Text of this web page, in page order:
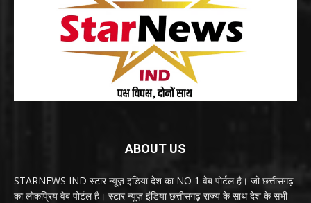
ABOUT US
STARNEWS IND स्टार न्यूज़ इंडिया देश का NO 1 वेब पोर्टल है। जो छत्तीसगढ़
का लोकप्रिय वेब पोर्टल है। स्टार न्यूज़ इंडिया छत्तीसगढ़ राज्य के साथ देश के सभी